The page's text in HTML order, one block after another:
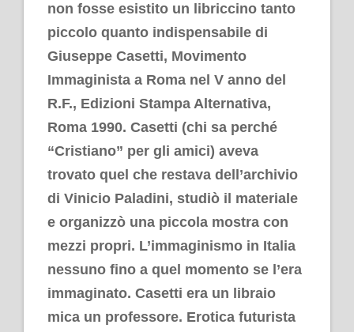
non fosse esistito un libriccino tanto
piccolo quanto indispensabile di
Giuseppe Casetti, Movimento
Immaginista a Roma nel V anno del
R.F., Edizioni Stampa Alternativa,
Roma 1990. Casetti (chi sa perché
“Cristiano” per gli amici) aveva
trovato quel che restava dell’archivio
di Vinicio Paladini, studiò il materiale
e organizzò una piccola mostra con
mezzi propri. L’immaginismo in Italia
nessuno fino a quel momento se l’era
immaginato. Casetti era un libraio
mica un professore. Erotica futurista